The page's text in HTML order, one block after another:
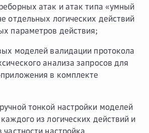
атак и атак типа «умный
отдельных логических действий
параметров действия;
моделей валидации протокола
анализа запросов для
в комплекте
тонкой настройки моделей
из логических действий и
настройка